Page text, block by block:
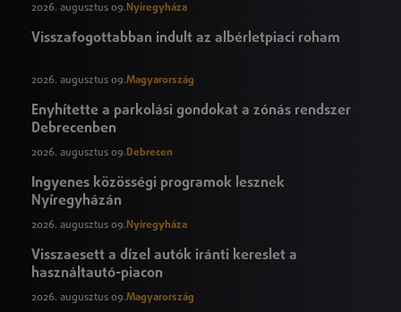
2026. augusztus 09. Nyíregyháza
Visszafogottabban indult az albérletpiaci roham
2026. augusztus 09.Magyarország
Enyhítette a parkolási gondokat a zónás rendszer
Debrecenben
2026. augusztus 09.Debrecen
Ingyenes közösségi programok lesznek
Nyíregyházán
2026. augusztus 09. Nyíregyháza
Visszaesett a dízel autók iránti kereslet a
használtautó-piacon
2026. augusztus 09.Magyarország